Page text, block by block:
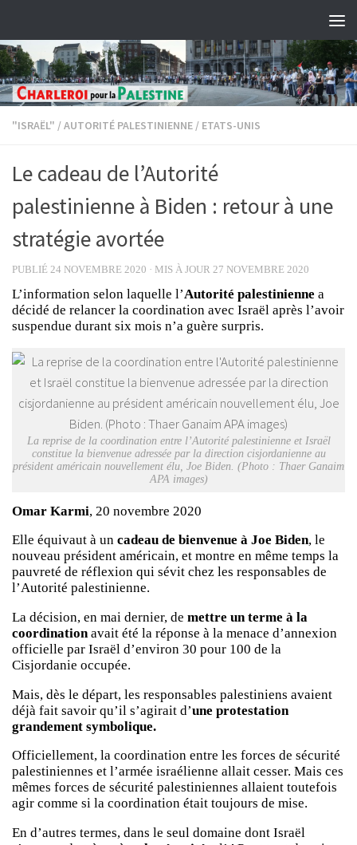
"ISRAËL" /AUTORITÉ PALESTINIENNE / ETATS-UNIS
Le cadeau de l’Autorité
palestinienne à Biden : retour à une
stratégie avortée
PUBLIÉ 24 NOVEMBRE 2020 · MIS À JOUR 27 NOVEMBRE 2020
L’information selon laquelle l’Autorité palestinienne a
décidé de relancer la coordination avec Israël après l’avoir
suspendue durant six mois n’a guère surpris.
La reprise de la coordination entre l’Autorité palestinienne et Israël
constitue la bienvenue adressée par la direction cisjordanienne au
président américain nouvellement élu, Joe Biden. (Photo : Thaer Ganaim
APA images)
Omar Karmi, 20 novembre 2020
Elle équivaut à un cadeau de bienvenue à Joe Biden, le
nouveau président américain, et montre en même temps la
pauvreté de réflexion qui sévit chez les responsables de
l’Autorité palestinienne.
La décision, en mai dernier, de mettre un terme à la
coordinationavait été la réponse à la menace d’annexion
officielle par Israël d’environ 30 pour 100 de la
Cisjordanie occupée.
Mais, dès le départ, les responsables palestiniens avaient
déjà fait savoir qu’il s’agirait d’une protestation
grandement symbolique.
Officiellement, la coordination entre les forces de sécurité
palestiniennes et l’armée israélienne allait cesser. Mais ces
mêmes forces de sécurité palestiniennes allaient toutefois
agir comme si la coordination était toujours de mise.
En d’autres termes, dans le seul domaine dont Israël